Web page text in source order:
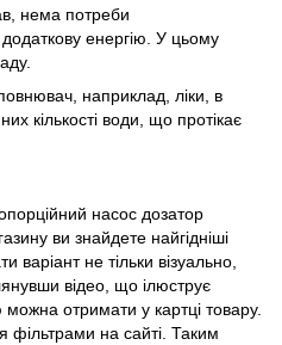
нема потреби
енергію. У цьому
наприклад, ліки, в
кількості води, що протікає
насос дозатор
ви знайдете найгідніші
варіант не тільки візуально,
відео, що ілюструє
отримати у картці товару.
фільтрами на сайті. Таким